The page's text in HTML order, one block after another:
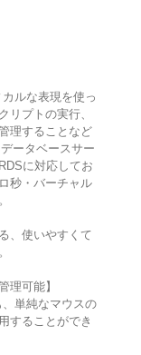
ルな表現を使っ
リプトの実行、
理することなど
ータベースサー
に対応してお
秒・バーチャル
、使いやすくて
理可能】
単純なマウスの
することができ